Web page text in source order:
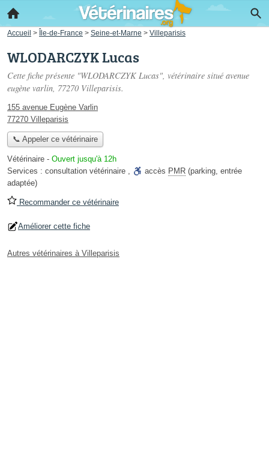
Accueil > Île-de-France > Seine-et-Marne > Villeparisis
WLODARCZYK Lucas
Cette fiche présente "WLODARCZYK Lucas", vétérinaire situé avenue
eugène varlin, 77270 Villeparisis.
155 avenue Eugène Varlin
77270 Villeparisis
📞 Appeler ce vétérinaire
Vétérinaire - Ouvert jusqu'à 12h
Services : consultation vétérinaire , accès PMR (parking, entrée
adaptée)
Recommander ce vétérinaire
Améliorer cette fiche
Autres vétérinaires à Villeparisis